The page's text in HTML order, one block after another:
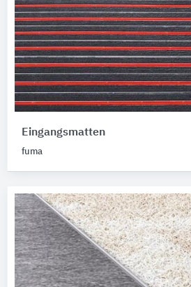
Eingangsmatten
fuma